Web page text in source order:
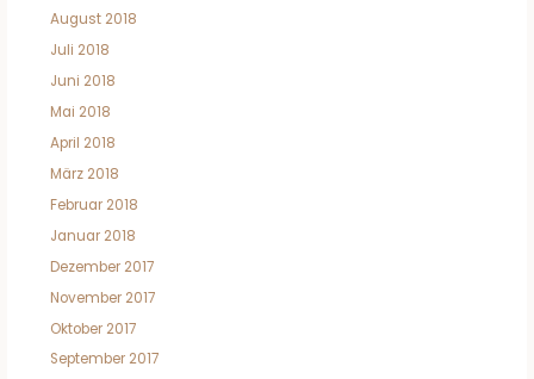
August 2018
Juli 2018
Juni 2018
Mai 2018
April 2018
März 2018
Februar 2018
Januar 2018
Dezember 2017
November 2017
Oktober 2017
September 2017